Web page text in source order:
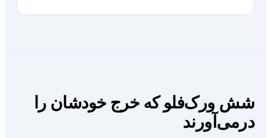
ورک‌فلو که خرج خودشان را